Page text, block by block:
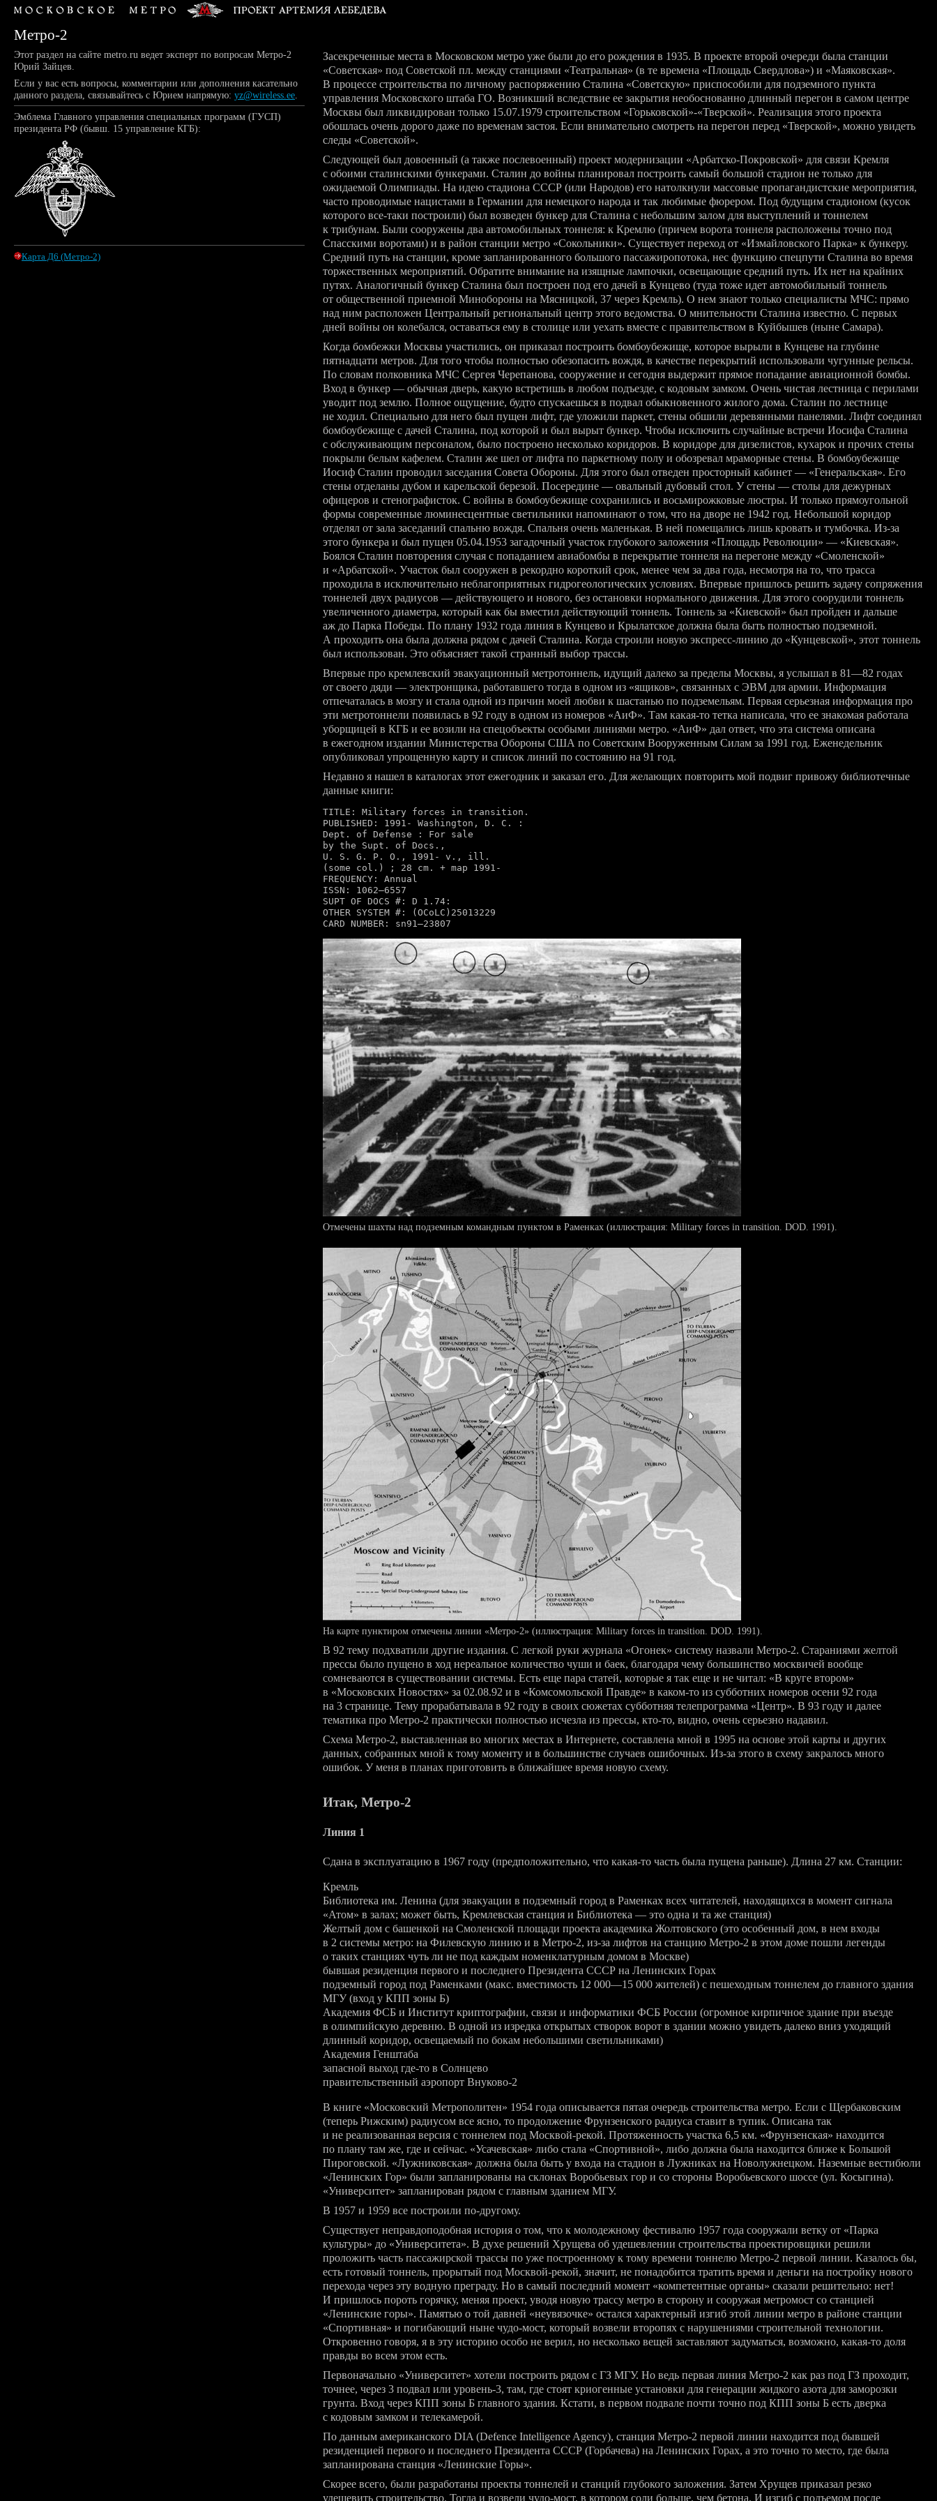
Метро-2
Этот раздел на сайте metro.ru ведет эксперт по вопросам Метро-2
Юрий Зайцев.
Если у вас есть вопросы, комментарии или дополнения касательно
данного раздела, связывайтесь с Юрием напрямую: yz@wireless.ee
Эмблема Главного управления специальных программ (ГУСП)
президента РФ (бывш. 15 управление КГБ):
Карта Д6 (Метро-2)
Засекреченные места в Московском метро уже были до его рождения в 1935. В проекте второй очереди была станции
«Советская» под Советской пл. между станциями «Театральная» (в те времена «Площадь Свердлова») и «Маяковская».
В процессе строительства по личному распоряжению Сталина «Советскую» приспособили для подземного пункта
управления Московского штаба ГО. Возникший вследствие ее закрытия необоснованно длинный перегон в самом центре
Москвы был ликвидирован только 15.07.1979 строительством «Горьковской»-«Тверской». Реализация этого проекта
обошлась очень дорого даже по временам застоя. Если внимательно смотреть на перегон перед «Тверской», можно увидеть
следы «Советской».
Следующей был довоенный (а также послевоенный) проект модернизации «Арбатско-Покровской» для связи Кремля
с обоими сталинскими бункерами. Сталин до войны планировал построить самый большой стадион не только для
ожидаемой Олимпиады. Hа идею стадиона СССР (или Народов) его натолкнули массовые пропагандистские мероприятия,
часто проводимые нацистами в Германии для немецкого народа и так любимые фюрером. Под будущим стадионом (кусок
которого все-таки построили) был возведен бункер для Сталина с небольшим залом для выступлений и тоннелем
к трибунам. Были сооружены два автомобильных тоннеля: к Кремлю (причем ворота тоннеля расположены точно под
Спасскими воротами) и в район станции метро «Сокольники». Существует переход от «Измайловского Парка» к бункеру.
Средний путь на станции, кроме запланированного большого пассажиропотока, нес функцию спецпути Сталина во время
торжественных мероприятий. Обратите внимание на изящные лампочки, освещающие средний путь. Их нет на крайних
путях. Аналогичный бункер Сталина был построен под его дачей в Кунцево (туда тоже идет автомобильный тоннель
от общественной приемной Минобороны на Мясницкой, 37 через Кремль). О нем знают только специалисты МЧС: прямо
над ним расположен Центральный региональный центр этого ведомства. О мнительности Сталина известно. С первых
дней войны он колебался, оставаться ему в столице или уехать вместе с правительством в Куйбышев (ныне Самара).
Когда бомбежки Москвы участились, он приказал построить бомбоубежище, которое вырыли в Кунцеве на глубине
пятнадцати метров. Для того чтобы полностью обезопасить вождя, в качестве перекрытий использовали чугунные рельсы.
По словам полковника МЧС Сергея Черепанова, сооружение и сегодня выдержит прямое попадание авиационной бомбы.
Вход в бункер — обычная дверь, какую встретишь в любом подъезде, с кодовым замком. Очень чистая лестница с перилами
уводит под землю. Полное ощущение, будто спускаешься в подвал обыкновенного жилого дома. Сталин по лестнице
не ходил. Специально для него был пущен лифт, где уложили паркет, стены обшили деревянными панелями. Лифт соединял
бомбоубежище с дачей Сталина, под которой и был вырыт бункер. Чтобы исключить случайные встречи Иосифа Сталина
с обслуживающим персоналом, было построено несколько коридоров. В коридоре для дизелистов, кухарок и прочих стены
покрыли белым кафелем. Сталин же шел от лифта по паркетному полу и обозревал мраморные стены. В бомбоубежище
Иосиф Сталин проводил заседания Совета Обороны. Для этого был отведен просторный кабинет — «Генеральская». Его
стены отделаны дубом и карельской березой. Посередине — овальный дубовый стол. У стены — столы для дежурных
офицеров и стенографисток. С войны в бомбоубежище сохранились и восьмирожковые люстры. И только прямоугольной
формы современные люминесцентные светильники напоминают о том, что на дворе не 1942 год. Небольшой коридор
отделял от зала заседаний спальню вождя. Спальня очень маленькая. В ней помещались лишь кровать и тумбочка.Из-за
этого бункера и был пущен 05.04.1953 загадочный участок глубокого заложения «Площадь Революции» — «Киевская».
Боялся Сталин повторения случая с попаданием авиабомбы в перекрытие тоннеля на перегоне между «Смоленской»
и «Арбатской». Участок был сооружен в рекордно короткий срок, менее чем за два года, несмотря на то, что трасса
проходила в исключительно неблагоприятных гидрогеологических условиях. Впервые пришлось решить задачу сопряжения
тоннелей двух радиусов — действующего и нового, без остановки нормального движения. Для этого соорудили тоннель
увеличенного диаметра, который как бы вместил действующий тоннель. Тоннель за «Киевской» был пройден и дальше
аж до Парка Победы. По плану 1932 года линия в Кунцево и Крылатское должна была быть полностью подземной.
А проходить она была должна рядом с дачей Сталина. Когда строили новую экспресс-линию до «Кунцевской», этот тоннель
был использован. Это объясняет такой странный выбор трассы.
Впервые про кремлевский эвакуационный метротоннель, идущий далеко за пределы Москвы, я услышал в81—82 годах
от своего дяди — электронщика, работавшего тогда в одном из «ящиков», связанных с ЭВМ для армии. Информация
отпечаталась в мозгу и стала одной из причин моей любви к шастанью по подземельям. Первая серьезная информация про
эти метротоннели появилась в 92 году в одном из номеров «АиФ». Тамкакая-то тетка написала, что ее знакомая работала
уборщицей в КГБ и ее возили на спецобъекты особыми линиями метро. «АиФ» дал ответ, что эта система описана
в ежегодном издании Министерства Обороны США по Советским Вооруженным Силам за 1991 год. Еженедельник
опубликовал упрощенную карту и список линий по состоянию на 91 год.
Недавно я нашел в каталогах этот ежегодник и заказал его. Для желающих повторить мой подвиг привожу библиотечные
данные книги:
TITLE: Military forces in transition.
PUBLISHED: 1991-
Washington, D. C. :
Dept. of Defense : For sale
by the Supt. of Docs.,
U. S. G. P. O., 1991-
v., ill.
(some col.) ; 28 cm. + map 1991-
FREQUENCY: Annual
ISSN: 1062—6557
SUPT OF DOCS #: D 1.74:
OTHER SYSTEM #: (OCoLC)25013229
CARD NUMBER: sn91—23807
Отмечены шахты над подземным командным пунктом в Раменках (иллюстрация: Military forces in transition. DOD. 1991).
На карте пунктиром отмечены линии «Метро-2» (иллюстрация: Military forces in transition. DOD. 1991).
В 92 тему подхватили другие издания. С легкой руки журнала «Огонек» систему назвалиМетро-2. Стараниями желтой
прессы было пущено в ход нереальное количество чуши и баек, благодаря чему большинство москвичей вообще
сомневаются в существовании системы. Есть еще пара статей, которые я так еще и не читал: «В круге втором»
в «Московских Новостях» за 02.08.92 и в «Комсомольской Правде» вкаком-то из субботних номеров осени 92 года
на 3 странице. Тему прорабатывала в 92 году в своих сюжетах субботняя телепрограмма «Центр». В 93 году и далее
тематика проМетро-2 практически полностью исчезла из прессы,кто-то, видно, очень серьезно надавил.
СхемаМетро-2, выставленная во многих местах в Интернете, составлена мной в 1995 на основе этой карты и других
данных, собранных мной к тому моменту и в большинстве случаев ошибочных.Из-за этого в схему закралось много
ошибок. У меня в планах приготовить в ближайшее время новую схему.
Итак,Метро-2
Линия 1
Сдана в эксплуатацию в 1967 году (предположительно, чтокакая-то часть была пущена раньше). Длина 27 км. Станции:
Кремль
Библиотека им. Ленина (для эвакуации в подземный город в Раменках всех читателей, находящихся в момент сигнала
«Атом» в залах; может быть, Кремлевская станция и Библиотека — это одна и та же станция)
Желтый дом с башенкой на Смоленской площади проекта академика Жолтовского (это особенный дом, в нем входы
в 2 системы метро: на Филевскую линию и вМетро-2,из-за лифтов на станциюМетро-2 в этом доме пошли легенды
о таких станциях чуть ли не под каждым номенклатурным домом в Москве)
бывшая резиденция первого и последнего Президента СССР на Ленинских Горах
подземный город под Раменками (макс. вместимость 12000—15 000 жителей) с пешеходным тоннелем до главного здания
МГУ (вход у КПП зоны Б)
Академия ФСБ и Институт криптографии, связи и информатики ФСБ России (огромное кирпичное здание при въезде
в олимпийскую деревню. В одной из изредка открытых створок ворот в здании можно увидеть далеко вниз уходящий
длинный коридор, освещаемый по бокам небольшими светильниками)
Академия Генштаба
запасной выходгде-то в Солнцево
правительственный аэропортВнуково-2
В книге «Московский Метрополитен» 1954 года описывается пятая очередь строительства метро. Если с Щербаковским
(теперь Рижским) радиусом все ясно, то продолжение Фрунзенского радиуса ставит в тупик. Описана так
и не реализованная версия с тоннелем под Москвой-рекой. Протяженность участка 6,5 км. «Фрунзенская» находится
по плану там же, где и сейчас. «Усачевская» либо стала «Спортивной», либо должна была находится ближе к Большой
Пироговской. «Лужниковская» должна была быть у входа на стадион в Лужниках на Hоволужнецком. Hаземные вестибюли
«Ленинских Гор» были запланированы на склонах Воробьевых гор и со стороны Воробьевского шоссе (ул. Косыгина).
«Университет» запланирован рядом с главным зданием МГУ.
В 1957 и 1959 все построилипо-другому.
Существует неправдоподобная история о том, что к молодежному фестивалю 1957 года сооружали ветку от «Парка
культуры» до «Университета». В духе решений Хрущева об удешевлении строительства проектировщики решили
проложить часть пассажирской трассы по уже построенному к тому времени тоннелюМетро-2 первой линии. Казалось бы,
есть готовый тоннель, прорытый под Москвой-рекой, значит, не понадобится тратить время и деньги на постройку нового
перехода через эту водную преграду. Но в самый последний момент «компетентные органы» сказали решительно: нет!
И пришлось пороть горячку, меняя проект, уводя новую трассу метро в сторону и сооружая метромост со станцией
«Ленинские горы». Памятью о той давней «неувязочке» остался характерный изгиб этой линии метро в районе станции
«Спортивная» и погибающий ныне чудо-мост, который возвели второпях с нарушениями строительной технологии.
Откровенно говоря, я в эту историю особо не верил, но несколько вещей заставляют задуматься, возможно,какая-то доля
правды во всем этом есть.
Первоначально «Университет» хотели построить рядом с ГЗ МГУ. Hо ведь первая линияМетро-2 как раз под ГЗ проходит,
точнее, через 3 подвал илиуровень-3, там, где стоят криогенные установки для генерации жидкого азота для заморозки
грунта. Вход через КПП зоны Б главного здания. Кстати, в первом подвале почти точно под КПП зоны Б есть дверка
с кодовым замком и телекамерой.
По данным американского DIA (Defence Intelligence Agency), станцияМетро-2 первой линии находится под бывшей
резиденцией первого и последнего Президента СССР (Горбачева) на Ленинских Горах, а это точно то место, где была
запланирована станция «Ленинские Горы».
Скорее всего, были разработаны проекты тоннелей и станций глубокого заложения. Затем Хрущев приказал резко
удешевить строительство. Тогда и возвели чудо-мост, в котором соли больше, чем бетона. И изгиб с подъемом после